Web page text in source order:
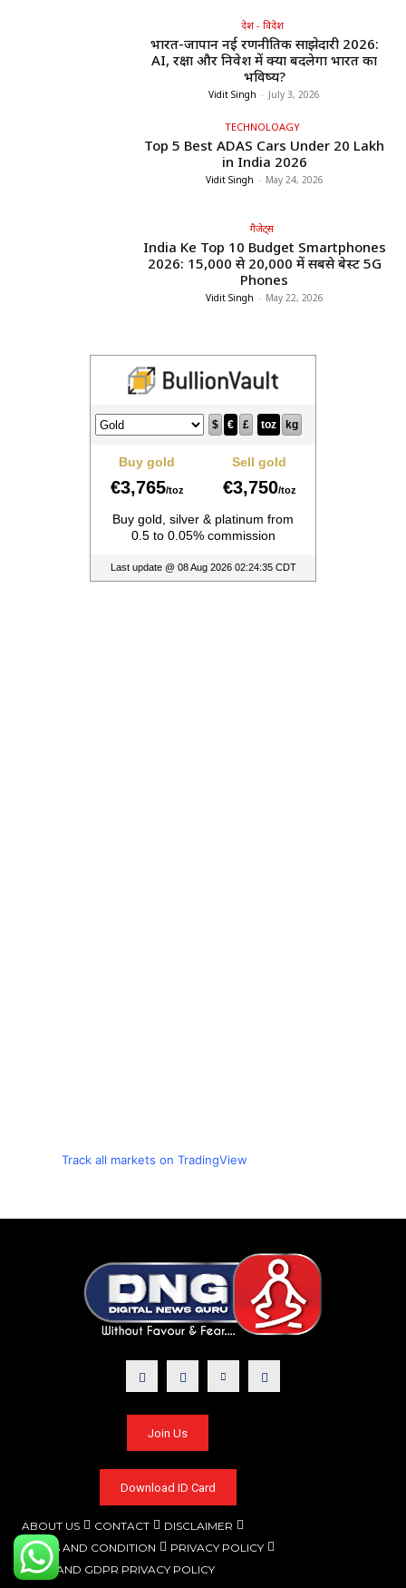
देश - विदेश
भारत-जापान नई रणनीतिक साझेदारी 2026:
AI, रक्षा और निवेश में क्या बदलेगा भारत का
भविष्य?
Vidit Singh - July 3, 2026
TECHNOLOAGY
Top 5 Best ADAS Cars Under ₹20 Lakh
in India 2026
Vidit Singh - May 24, 2026
गैजेट्स
India Ke Top 10 Budget Smartphones
2026: ₹15,000 से ₹20,000 में सबसे बेस्ट 5G
Phones
Vidit Singh - May 22, 2026
Track all markets on TradingView
Join Us
Download ID Card
ABOUT US CONTACT
DISCLAIMER
TERMS AND CONDITION
PRIVACY POLICY
CCPA AND GDPR PRIVACY POLICY